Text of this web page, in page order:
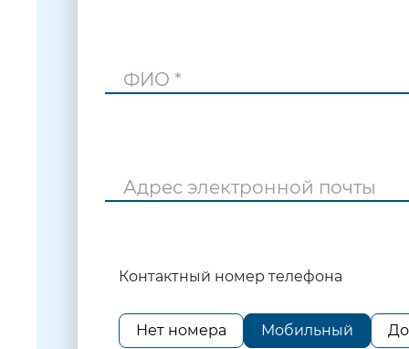
ФИО *
Адрес электронной почты
Контактный номер телефона
Нет номера Мобильный